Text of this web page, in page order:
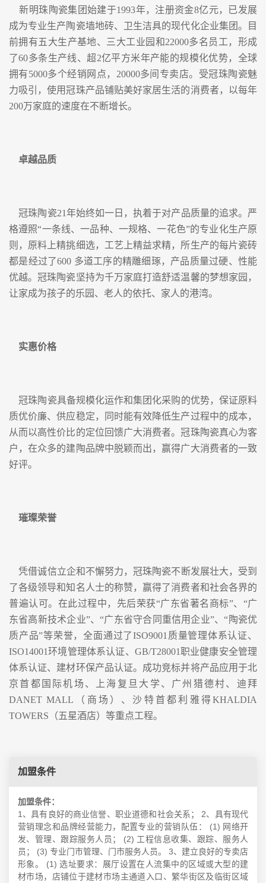
新明珠陶瓷集团始建于1993年，注册资金8亿元，已发展
成为专业生产陶瓷墙地砖、卫生洁具的现代化企业集团。目
前拥有五大生产基地、三大工业园和22000多名员工，形成
了60多条生产线、超2亿平方米年产能的规模化优势，全球
拥有5000多个经销网点，20000多间专卖店。受冠珠陶瓷魅
力吸引，使用冠珠产品铺贴美好家居生活的消费者，以每年
200万家庭的速度在不断增长。
卓越品质
冠珠陶瓷21年始终如一日，执着于对产品质量的追求。严
格遵照“一条线、一品种、一规格、一花色”的专业化生产原
则，原料上精挑细选，工艺上精益求精，所生产的每片瓷砖
都是经过了600 多道工序的精雕细琢，产品质量过硬、性能
优越。冠珠陶瓷坚持为千万家庭打造舒适温馨的梦想家园，
让家成为孩子的乐园、老人的依托、家人的港湾。
实惠价格
冠珠陶瓷具备规模化运作和集团化采购的优势，保证原料
质优价廉、供应稳定，同时能有效降低生产过程中的成本，
从而以高性价比的定位回馈广大消费者。冠珠陶瓷真心为客
户，在众多的建陶品牌中脱颖而出，赢得广大消费者的一致
好评。
璀璨荣誉
凭借诚信立企和不懈努力，冠珠陶瓷不断发展壮大，受到
了各级领导和知名人士的称赞，赢得了消费者和社会各界的
普遍认可。在此过程中，先后荣获“广东省著名商标”、“广
东省高新技术企业”、“广东省守合同重信用企业”、“陶瓷优
质产品”等荣誉，全面通过了ISO9001质量管理体系认证、
ISO14001环境管理体系认证、GB/T28001职业健康安全管理
体系认证、建材环保产品认证。成功竞标并将产品应用于北
京首都国际机场、上海复旦大学、广州猎德村、迪拜
DANET MALL（商场）、沙特首都利雅得KHALDIA
TOWERS（五星酒店）等重点工程。
加盟条件
加盟条件：
1、具有良好的商业信誉、职业道德和社会关系； 2、具有现代
营销理念和品牌经营能力，配置专业的营销队伍： (1) 网络开
发、管理、跟踪服务人员； (2) 工程信息收集、跟踪、服务人
员； (3) 专业门市管理、门市服务人员。 3、建立良好的专卖店
形象。 (1) 选址要求：展厅设置在人流集中的区域或大型的建
材市场，店铺位于建材市场主通道入口、繁华街区及临街区域